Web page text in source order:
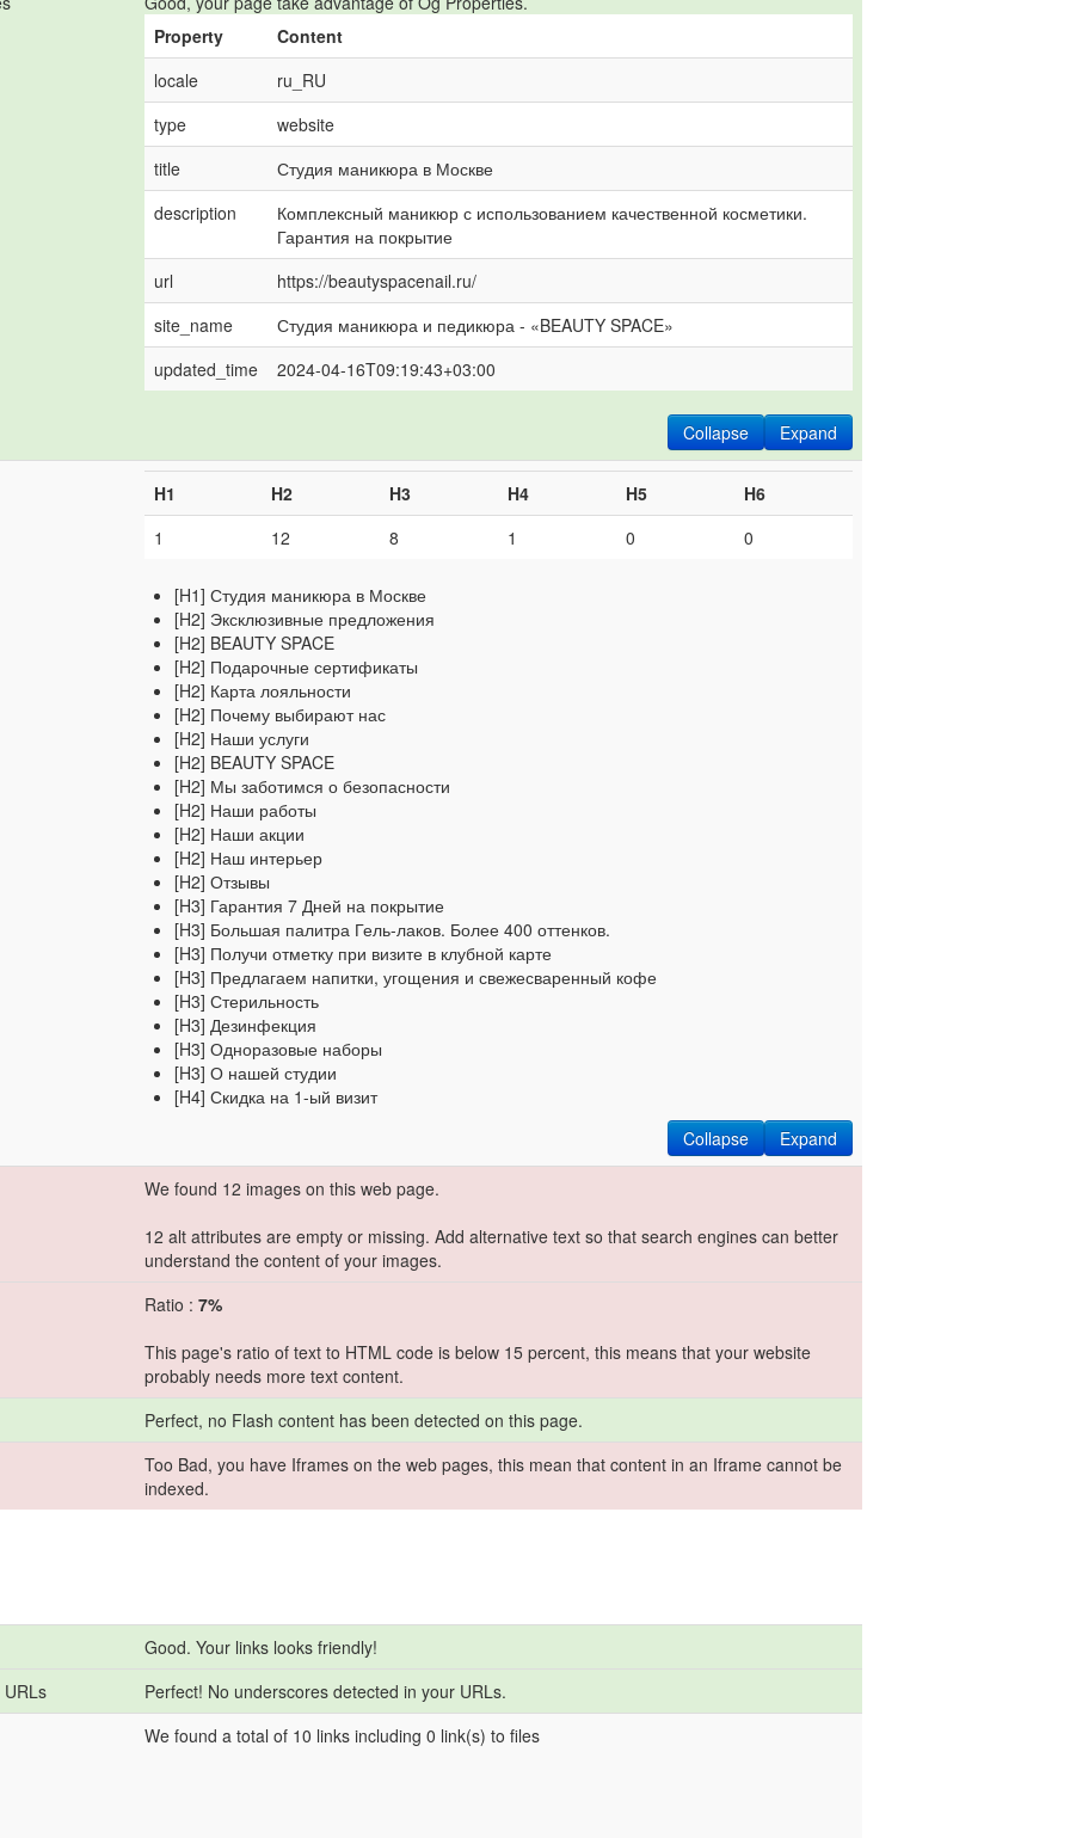
Property
Content
locale
ru_RU
type
website
title
Студия маникюра в Москве
description
Комплексный маникюр с использованием качественной косметики.
Гарантия на покрытие
url
https://beautyspacenail.ru/
site_name
Студия маникюра и педикюра - «BEAUTY SPACE»
updated_time
2024-04-16T09:19:43+03:00
Expand
Collapse
H1 H2 H3 H4 H5
H6
1
12 8 1 0 0
[H1] Студия маникюра в Москве
[H2] Эксклюзивные предложения
[H2] BEAUTY SPACE
[H2] Подарочные сертификаты
[H2] Карта лояльности
[H2] Почему выбирают нас
[H2] Наши услуги
[H2] BEAUTY SPACE
[H2] Мы заботимся о безопасности
[H2] Наши работы
[H2] Наши акции
[H2] Наш интерьер
[H2] Отзывы
[H3] Гарантия 7 Дней на покрытие
[H3] Большая палитра Гель-лаков. Более 400 оттенков.
[H3] Получи отметку при визите в клубной карте
[H3] Предлагаем напитки, угощения и свежесваренный кофе
[H3] Стерильность
[H3] Дезинфекция
[H3] Одноразовые наборы
[H3] О нашей студии
[H4] Скидка на 1-ый визит
Expand
Collapse
We found 12 images on this web page.
12 alt attributes are empty or missing. Add alternative text so that search engines can better
understand the content of your images.
Ratio : 7%
This page's ratio of text to HTML code is below 15 percent, this means that your website
probably needs more text content.
Perfect, no Flash content has been detected on this page.
Too Bad, you have Iframes on the web pages, this mean that content in an Iframe cannot be
indexed.
Good. Your links looks friendly!
Perfect! No underscores detected in your URLs.
We found a total of 10 links including 0 link(s) to files